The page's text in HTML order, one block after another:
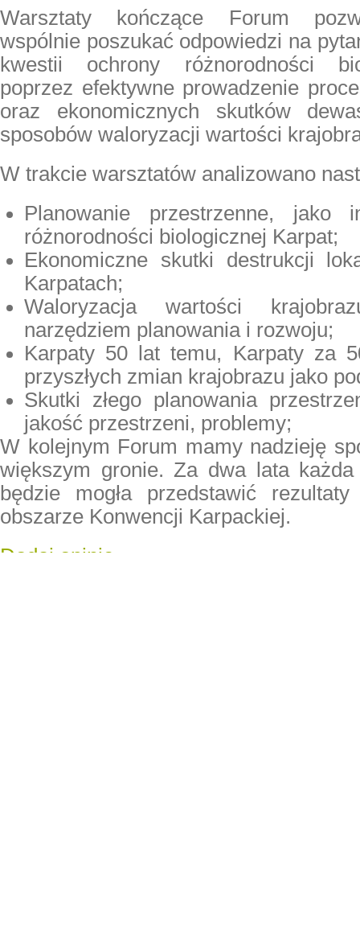
Warsztaty kończące Forum
wspólnie poszukać odpowiedzi na
kwestii ochrony różnorodności
poprzez efektywne prowadzenie
oraz ekonomicznych skutków
sposobów waloryzacji wartości
W trakcie warsztatów analizowano
Planowanie przestrzenne, jako
różnorodności biologicznej Karpat;
Ekonomiczne skutki destrukcji
Karpatach;
Waloryzacja wartości
narzędziem planowania i rozwoju;
Karpaty 50 lat temu, Karpaty za
przyszłych zmian krajobrazu jako
Skutki złego planowania
jakość przestrzeni, problemy;
W kolejnym Forum mamy nadzieję
większym gronie. Za dwa lata
będzie mogła przedstawić
obszarze Konwencji Karpackiej.
Dodaj opinię